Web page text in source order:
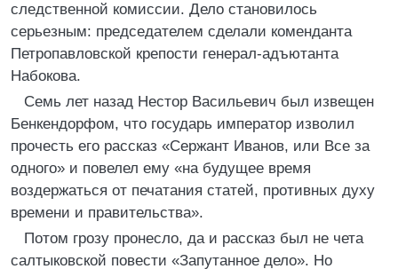
следственной комиссии. Дело становилось
серьезным: председателем сделали коменданта
Петропавловской крепости генерал-адъютанта
Набокова.
Семь лет назад Нестор Васильевич был извещен
Бенкендорфом, что государь император изволил
прочесть его рассказ «Сержант Иванов, или Все за
одного» и повелел ему «на будущее время
воздержаться от печатания статей, противных духу
времени и правительства».
Потом грозу пронесло, да и рассказ был не чета
салтыковской повести «Запутанное дело». Но